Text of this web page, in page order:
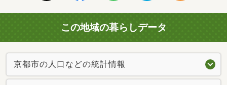
この地域の暮らしデータ
京都市の人口などの統計情報